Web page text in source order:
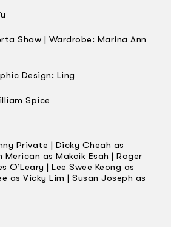
Shaw | Wardrobe: Marina Ann
Design: Ling
Spice
Private | Dicky Cheah as
as Makcik Esah | Roger
O’Leary | Lee Swee Keong as
as Vicky Lim | Susan Joseph as